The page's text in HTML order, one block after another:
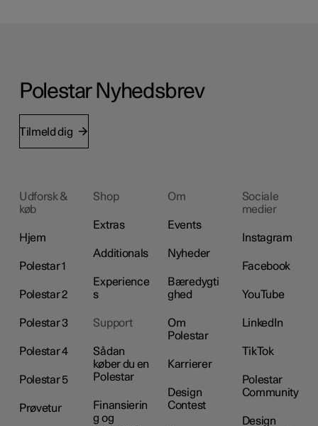
Polestar Nyhedsbrev
Tilmeld dig
Udforsk &
køb
Hjem
Polestar 1
Polestar 2
Polestar 3
Polestar 4
Polestar 5
Prøvetur
Shop
Extras
Additionals
Experience
s
Support
Sådan
køber du en
Polestar
Finansierin
g og
Om
Events
Nyheder
Bæredygti
ghed
Om
Polestar
Karrierer
Design
Contest
Sociale
medier
Instagram
Facebook
YouTube
LinkedIn
TikTok
Polestar
Community
Design